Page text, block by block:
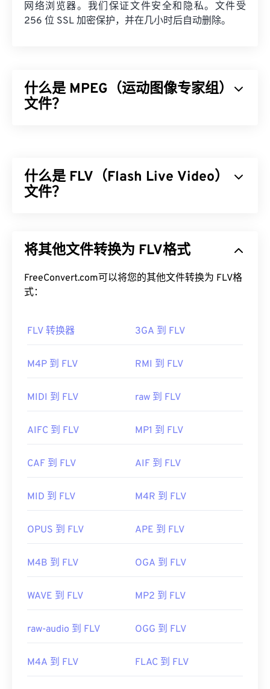
网络浏览器。我们保证文件安全和隐私。文件受
256 位 SSL 加密保护，并在几小时后自动删除。
什么是 MPEG（运动图像专家组）
文件？
好的小型文件。MPEG 文件扩展名与MPEG-1格式最
为接近。
MPEG 文件几乎总是在操作系统的默认视频播放器中
打开。在 Windows 上，它会在
Windows Media
Player中打开。在 Mac 上，它会在QuickTime 中打
开。它不支持章节、字幕、副标题、元数据标签或菜
有时，打开 MPEG 文件需要使用第三方软件，例如
载 MPEG-2 视频解码器（DVD 解码器包）。如果其
开发者： 运动图像专家组 (MPEG)
首次发行：
https://en.wikipedia.org/wiki/
什么是 FLV（Flash Live Video）
文件？
量、同步良好的多媒体内容。它也是一个媒体容器，
准ISO/IEC 14496-12:2008（也称为 ISO 基础媒体
文件格式），该标准具有灵活性和独立性的优势。
如何打开 FLV 文件？
Creative Cloud
(Animate CC) 和Flash）中打开。在
支持章节或字幕，但支持元数据标签。
品中打开。其他可以打开 FLV 的程序包括
首次发行：2003 年
https://en.wikipedia.org/wiki/Flash_Video
https://www.lifewire.com/flv-file
将其他文件转换为 FLV格式
FreeConvert.com可以将您的其他文件转换为 FLV格
式：
FLV 转换器 3GA 到 FLV
M4P 到 FLV RMI 到 FLV
MIDI 到 FLV raw 到 FLV
AIFC 到 FLV MP1 到 FLV
CAF 到 FLV AIF 到 FLV
MID 到 FLV M4R 到 FLV
OPUS 到 FLV APE 到 FLV
M4B 到 FLV OGA 到 FLV
WAVE 到 FLV MP2 到 FLV
raw-audio 到 FLV OGG 到 FLV
M4A 到 FLV FLAC 到 FLV